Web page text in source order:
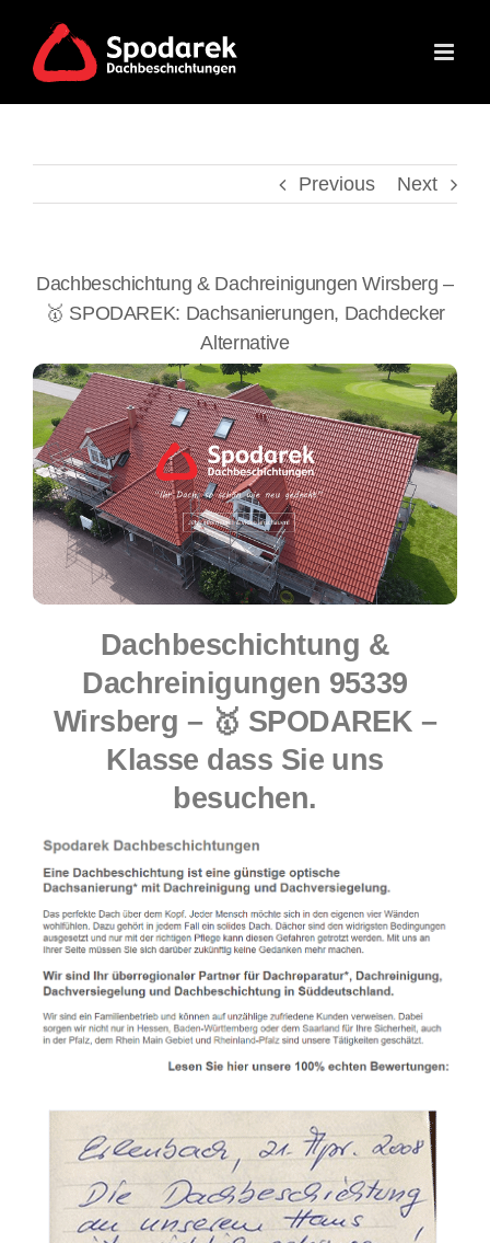
content
Previous Next
Dachbeschichtung & Dachreinigungen Wirsberg –
🥇 SPODAREK: Dachsanierungen, Dachdecker
Alternative
Dachbeschichtung &
Dachreinigungen 95339
Wirsberg – 🥇 SPODAREK –
Klasse dass Sie uns
besuchen.